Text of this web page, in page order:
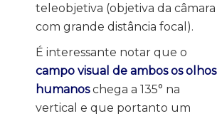
teleobjetiva (objetiva da câmara
com grande distância focal).
É interessante notar que o
campo visual de ambos os olhos
humanoschega a 135° na
vertical e que portanto um